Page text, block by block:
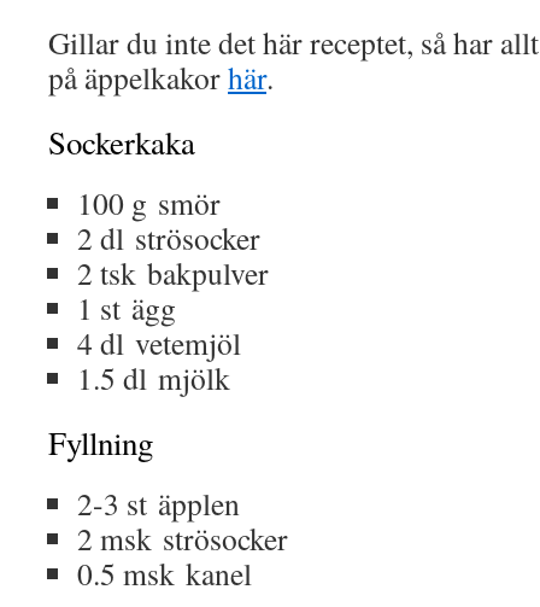
Gillar du inte det här receptet, så har
på äppelkakorhär.
Sockerkaka
100 g smör
2 dl strösocker
2 tsk bakpulver
1 st ägg
4 dl vetemjöl
1.5 dl mjölk
Fyllning
2-3 st äpplen
2 msk strösocker
0.5 msk kanel